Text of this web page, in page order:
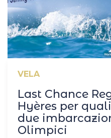
VELA
Last Chance
Hyères per
due
Olimpici